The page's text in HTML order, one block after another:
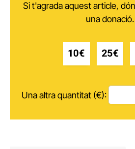
Si t'agrada aquest article,
una donació.
10€ 25€
Una altra quantitat (€):